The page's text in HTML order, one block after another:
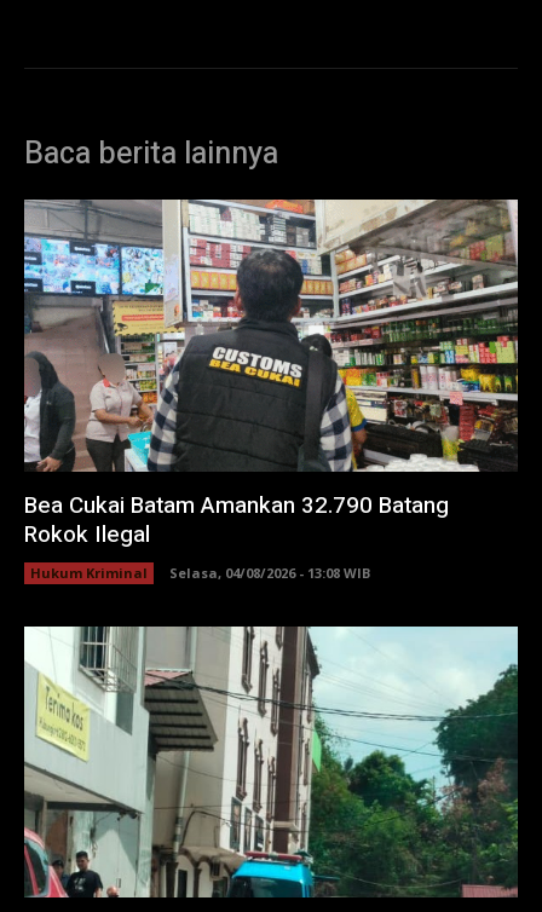
Baca berita lainnya
Bea Cukai Batam Amankan 32.790 Batang
Rokok Ilegal
Hukum Kriminal Selasa, 04/08/2026 - 13:08 WIB